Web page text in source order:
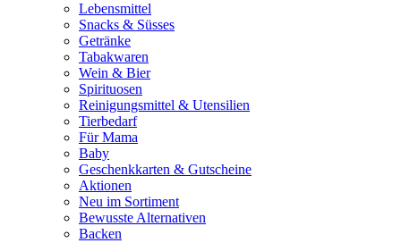
Lebensmittel
Snacks & Süsses
Getränke
Tabakwaren
Wein & Bier
Spirituosen
Reinigungsmittel & Utensilien
Tierbedarf
Für Mama
Baby
Geschenkkarten & Gutscheine
Aktionen
Neu im Sortiment
Bewusste Alternativen
Backen